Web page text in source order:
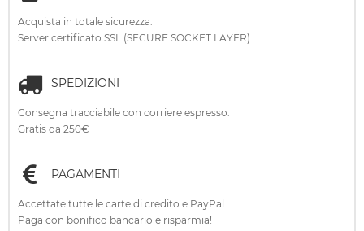
Acquista in totale sicurezza.
Server certificato SSL (SECURE SOCKET LAYER)
SPEDIZIONI
Consegna tracciabile con corriere espresso.
Gratis da 250€
PAGAMENTI
Accettate tutte le carte di credito e PayPal.
Paga con bonifico bancario e risparmia!